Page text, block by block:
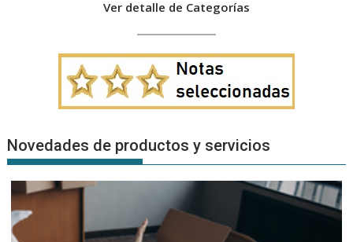
Ver detalle de Categorías
Novedades de productos y servicios